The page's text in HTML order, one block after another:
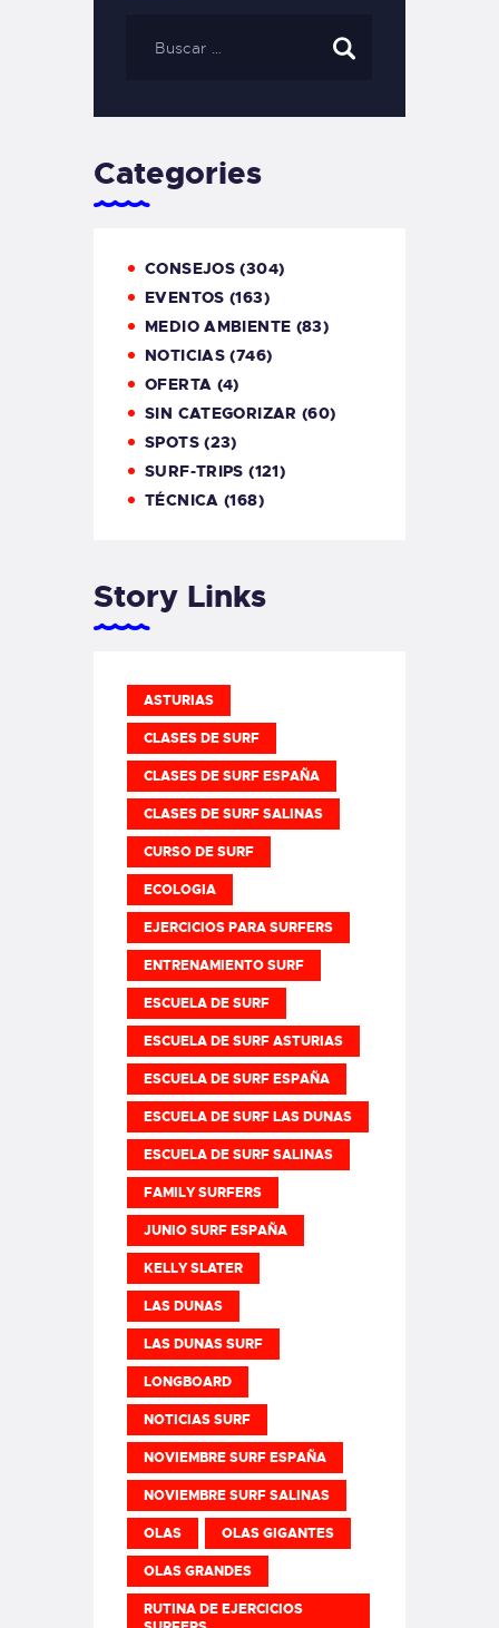
Categories
CONSEJOS (304)
EVENTOS (163)
MEDIO AMBIENTE (83)
NOTICIAS (746)
OFERTA (4)
SIN CATEGORIZAR (60)
SPOTS(23)
SURF-TRIPS (121)
TÉCNICA (168)
Story Links
ASTURIAS
CLASES DE SURF
CLASES DE SURF ESPAÑA
CLASES DE SURF SALINAS
CURSO DE SURF
ECOLOGIA
EJERCICIOS PARA SURFERS
ENTRENAMIENTO SURF
ESCUELA DE SURF
ESCUELA DE SURF ASTURIAS
ESCUELA DE SURF ESPAÑA
ESCUELA DE SURF LAS DUNAS
ESCUELA DE SURF SALINAS
FAMILY SURFERS
JUNIO SURF ESPAÑA
KELLY SLATER
LAS DUNAS
LAS DUNAS SURF
LONGBOARD
NOTICIAS SURF
NOVIEMBRE SURF ESPAÑA
NOVIEMBRE SURF SALINAS
OLAS OLAS GIGANTES
OLAS GRANDES
RUTINA DE EJERCICIOS